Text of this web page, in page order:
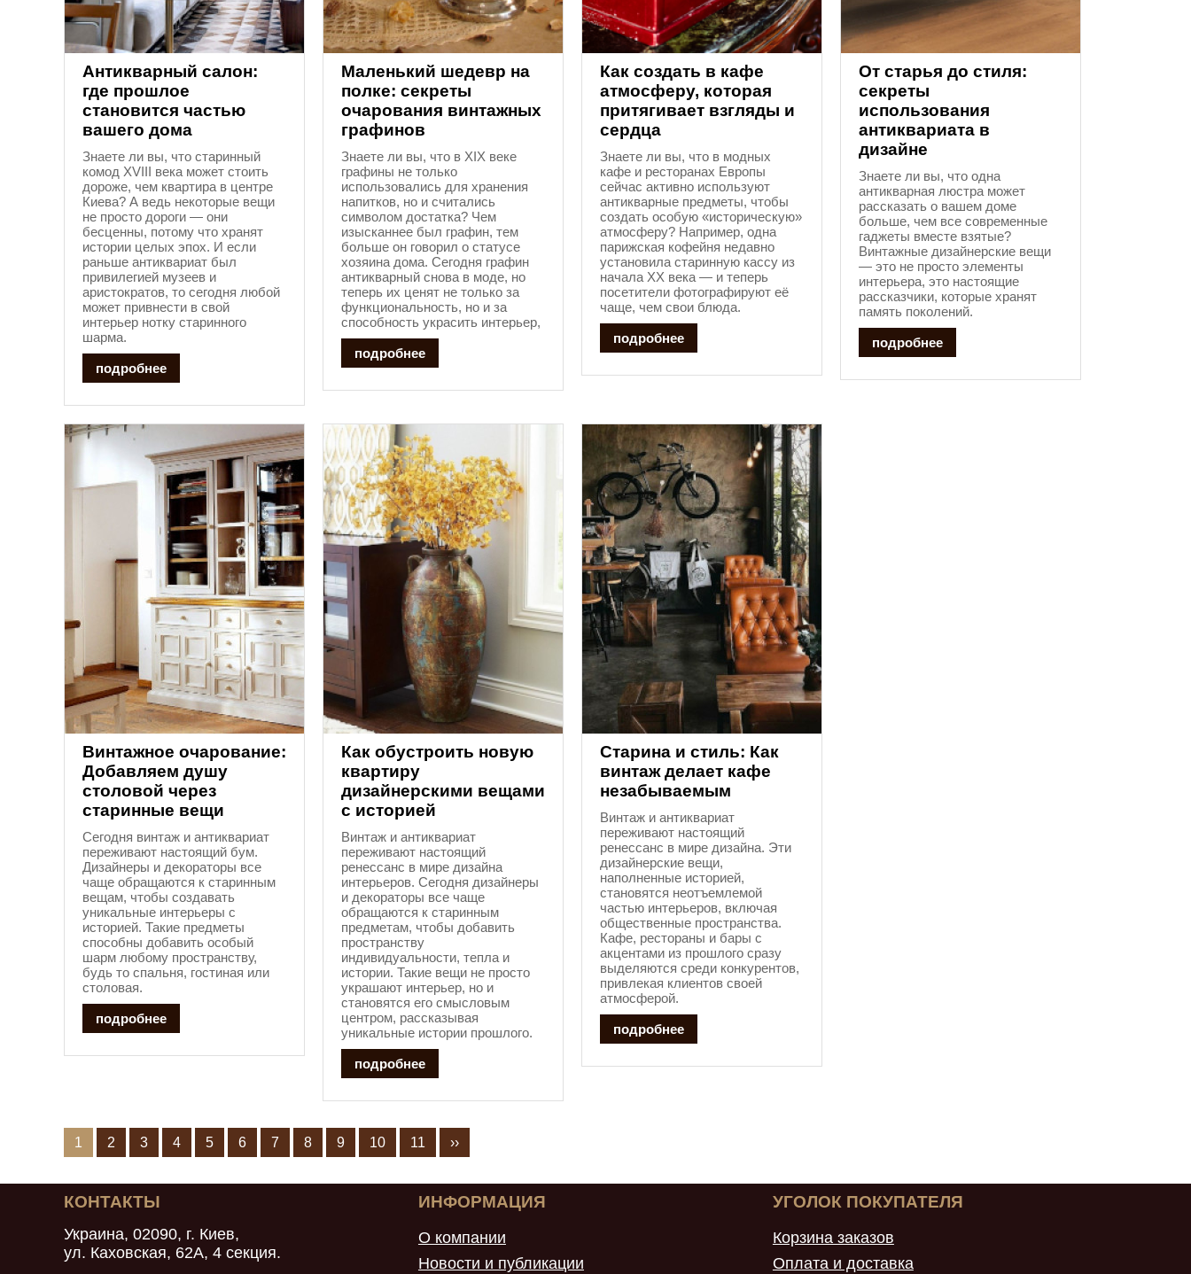
Антикварный салон:
где прошлое
становится частью
вашего дома
Знаете ли вы, что старинный
комод XVIII века может стоить
дороже, чем квартира в центре
Киева? А ведь некоторые вещи
не просто дороги — они
бесценны, потому что хранят
истории целых эпох. И если
раньше антиквариат был
привилегией музеев и
аристократов, то сегодня любой
может привнести в свой
интерьер нотку старинного
шарма.
подробнее
Маленький шедевр на
полке: секреты
очарования винтажных
графинов
Знаете ли вы, что в XIX веке
графины не только
использовались для хранения
напитков, но и считались
символом достатка? Чем
изысканнее был графин, тем
больше он говорил о статусе
хозяина дома. Сегодня графин
антикварный снова в моде, но
теперь их ценят не только за
функциональность, но и за
способность украсить интерьер,
подробнее
Как создать в кафе
атмосферу, которая
притягивает взгляды и
сердца
Знаете ли вы, что в модных
кафе и ресторанах Европы
сейчас активно используют
антикварные предметы, чтобы
создать особую «историческую»
атмосферу? Например, одна
парижская кофейня недавно
установила старинную кассу из
начала XX века — и теперь
посетители фотографируют её
чаще, чем свои блюда.
подробнее
От старья до стиля:
секреты
использования
антиквариата в
дизайне
Знаете ли вы, что одна
антикварная люстра может
рассказать о вашем доме
больше, чем все современные
гаджеты вместе взятые?
Винтажные дизайнерские вещи
— это не просто элементы
интерьера, это настоящие
рассказчики, которые хранят
память поколений.
подробнее
Винтажное очарование:
Добавляем душу
столовой через
старинные вещи
Сегодня винтаж и антиквариат
переживают настоящий бум.
Дизайнеры и декораторы все
чаще обращаются к старинным
вещам, чтобы создавать
уникальные интерьеры с
историей. Такие предметы
способны добавить особый
шарм любому пространству,
будь то спальня, гостиная или
столовая.
подробнее
Как обустроить новую
квартиру
дизайнерскими вещами
с историей
Винтаж и антиквариат
переживают настоящий
ренессанс в мире дизайна
интерьеров. Сегодня дизайнеры
и декораторы все чаще
обращаются к старинным
предметам, чтобы добавить
пространству
индивидуальности, тепла и
истории. Такие вещи не просто
украшают интерьер, но и
становятся его смысловым
центром, рассказывая
уникальные истории прошлого.
подробнее
Старина и стиль: Как
винтаж делает кафе
незабываемым
Винтаж и антиквариат
переживают настоящий
ренессанс в мире дизайна. Эти
дизайнерские вещи,
наполненные историей,
становятся неотъемлемой
частью интерьеров, включая
общественные пространства.
Кафе, рестораны и бары с
акцентами из прошлого сразу
выделяются среди конкурентов,
привлекая клиентов своей
атмосферой.
подробнее
1 2 3 4 5 6 7 8 9 10 11 ››
КОНТАКТЫ
Украина, 02090, г. Киев,
ул. Каховская, 62А, 4 секция.
ИНФОРМАЦИЯ
О компании
Новости и публикации
УГОЛОК ПОКУПАТЕЛЯ
Корзина заказов
Оплата и доставка